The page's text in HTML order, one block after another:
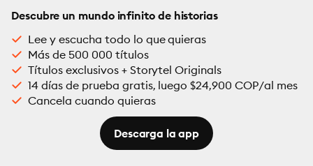
Descubre un mundo infinito de historias
Lee y escucha todo lo que quieras
Más de 500 000 títulos
Títulos exclusivos + Storytel Originals
14 días de prueba gratis, luego $24,900 COP/al mes
Cancela cuando quieras
Descarga la app